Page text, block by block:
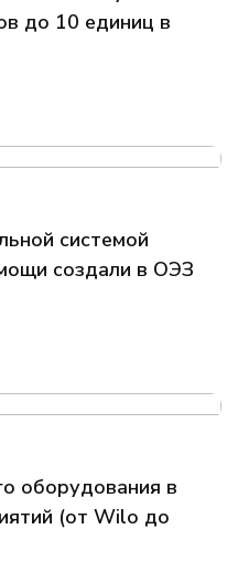
до 10 единиц в
системой
создали в ОЭЗ
оборудования в
(от Wilo до